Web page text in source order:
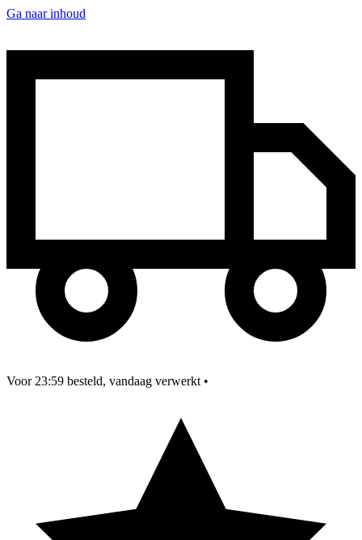
Ga naar inhoud
Voor 23:59 besteld, vandaag verwerkt •